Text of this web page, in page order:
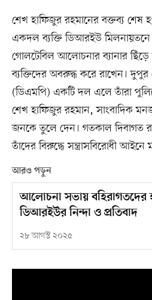
শেখ হাফিজুর রহমানের বক্তব্য শেষ
একদল ব্যক্তি ডিআরইউ মিলনায়তনে
গোলটেবিল আলোচনার ব্যানার
ব্যক্তিদের অবরুদ্ধ করে রাখেন।
(ডিএমপি) একটি দল এলে তাঁরা
শেখ হাফিজুর রহমান, সাংবাদিক
জনকে তুলে দেন। গতকাল দিবাগত
তাঁদের বিরুদ্ধে সন্ত্রাসবিরোধী
আরও পড়ুন
আলোচনা সভায় বহিরাগতদের
ডিআরইউর নিন্দা ও প্রতিবাদ
২৮ আগস্ট ২০২৫